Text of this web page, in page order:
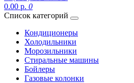
0.00 р. 0
Список категорий
Кондиционеры
Холодильники
Морозильники
Стиральные машины
Бойлеры
Газовые колонки